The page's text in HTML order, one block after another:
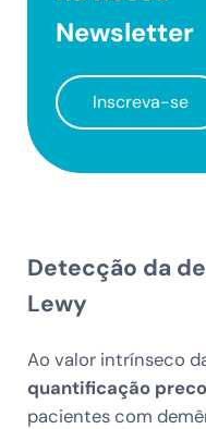
Newsletter
Inscreva-se
Detecção da
Lewy
Ao valor intrínseco
quantificação
pacientes com